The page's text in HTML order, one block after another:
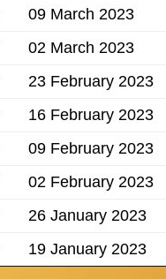
09 March 2023
02 March 2023
23 February 2023
16 February 2023
09 February 2023
02 February 2023
26 January 2023
19 January 2023